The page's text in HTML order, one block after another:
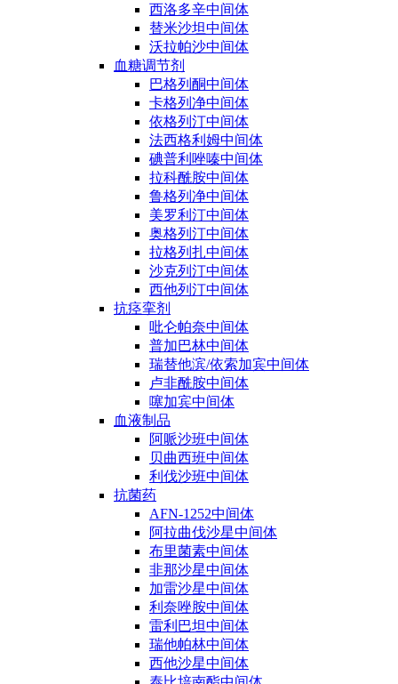
西洛多辛中间体
替米沙坦中间体
沃拉帕沙中间体
血糖调节剂
巴格列酮中间体
卡格列净中间体
依格列汀中间体
法西格利姆中间体
碘普利唑嗪中间体
拉科酰胺中间体
鲁格列净中间体
美罗利汀中间体
奥格列汀中间体
拉格列扎中间体
沙克列汀中间体
西他列汀中间体
抗痉挛剂
吡仑帕奈中间体
普加巴林中间体
瑞替他滨/依索加宾中间体
卢非酰胺中间体
噻加宾中间体
血液制品
阿哌沙班中间体
贝曲西班中间体
利伐沙班中间体
抗菌药
AFN-1252中间体
阿拉曲伐沙星中间体
布里菌素中间体
非那沙星中间体
加雷沙星中间体
利奈唑胺中间体
雷利巴坦中间体
瑞他帕林中间体
西他沙星中间体